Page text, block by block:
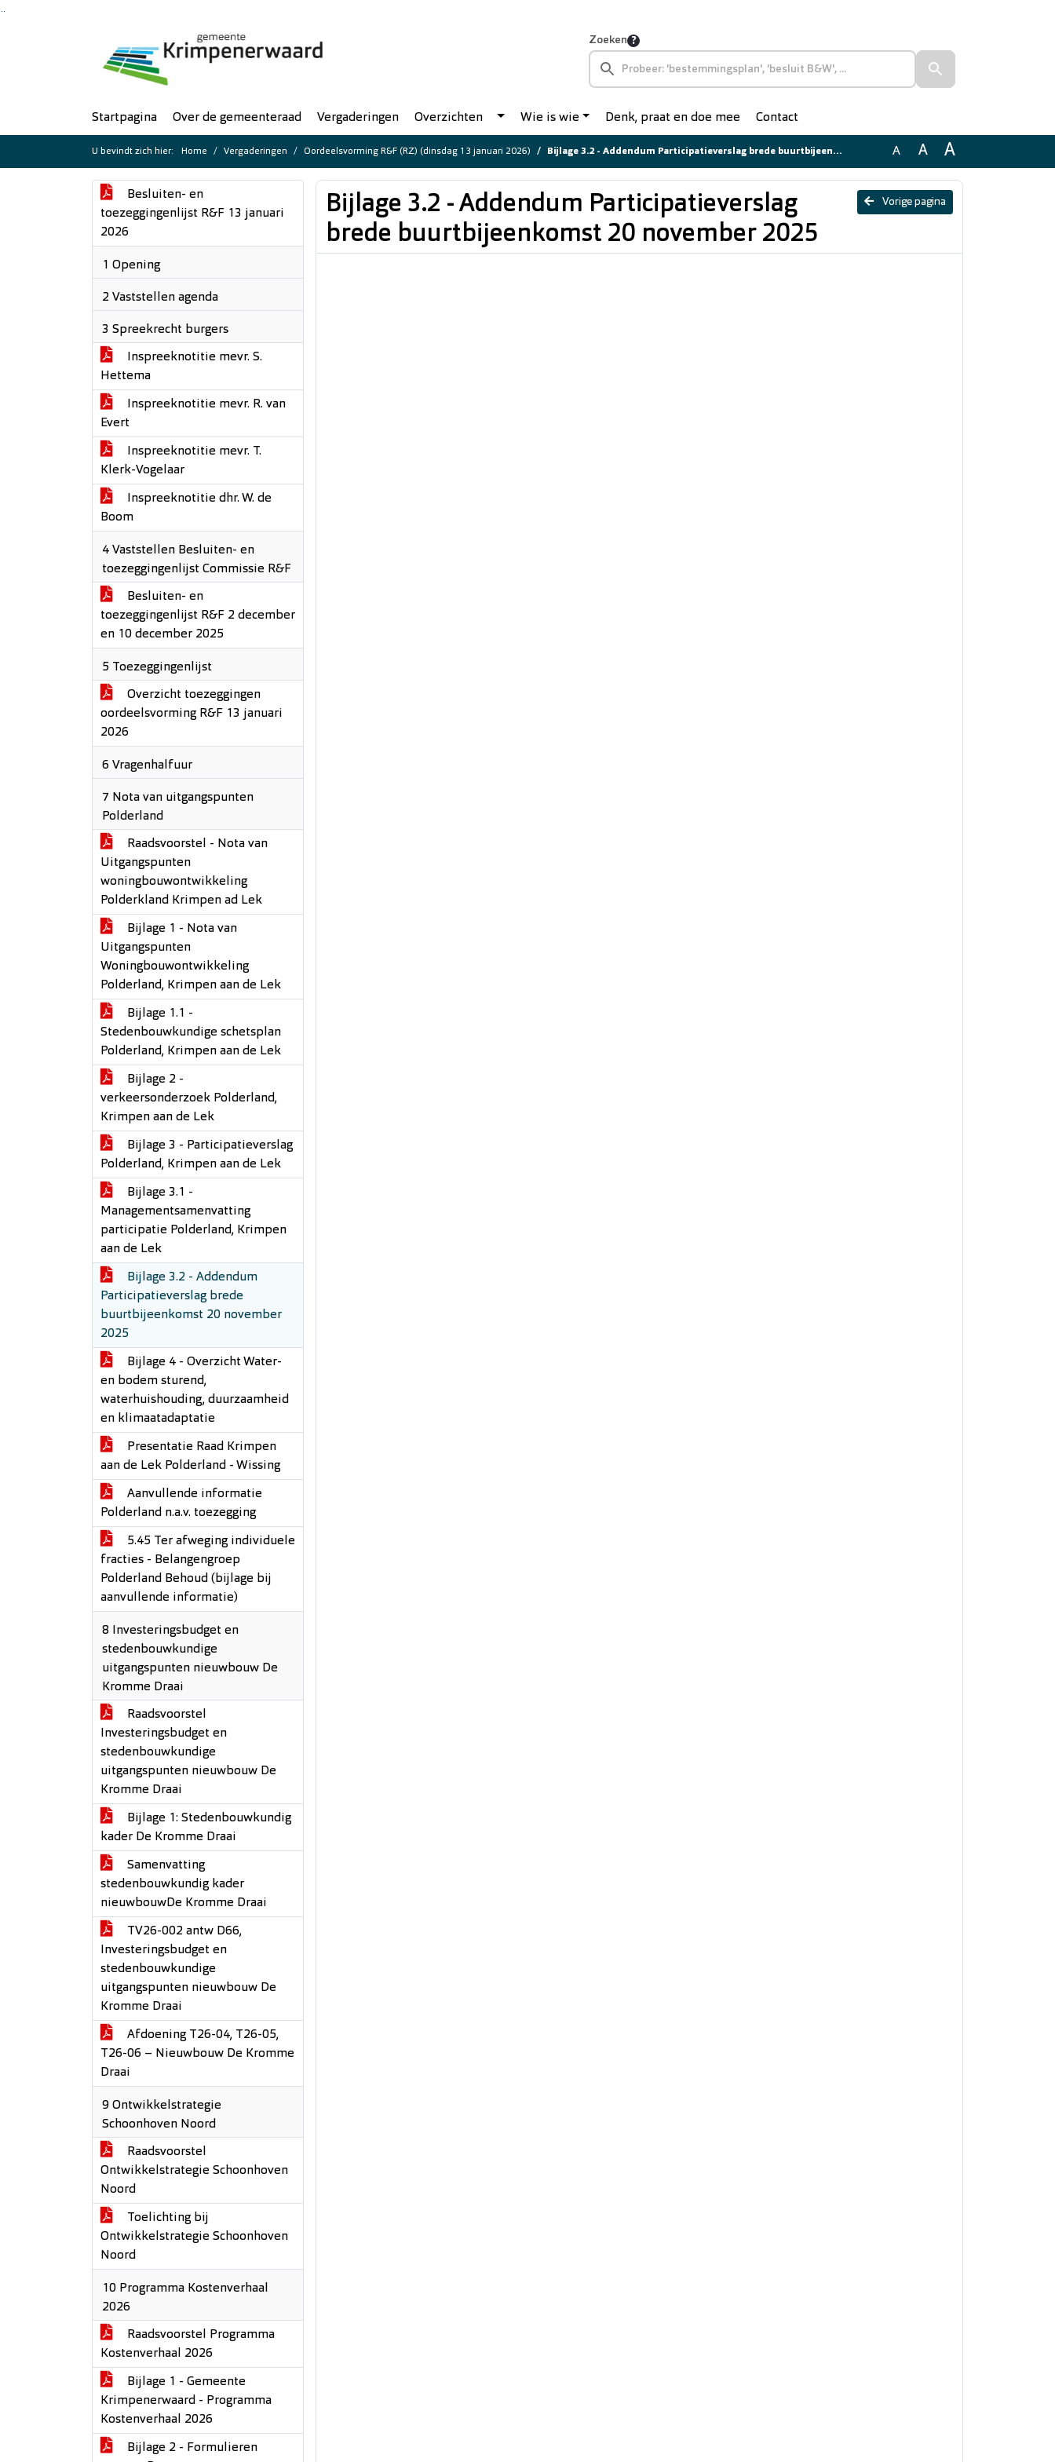
Zoeken
Startpagina Over de gemeenteraad Vergaderingen Overzichten Wie is wie Denk, praat en doe mee Contact
U bevindt zich hier: Home Vergaderingen Oordeelsvorming R&F (RZ) (dinsdag 13 januari 2026) Bijlage 3.2 - Addendum Participatieverslag brede buurtbijeenkomst 20 november 2025 A A A
Besluiten- en
toezeggingenlijst R&F 13 januari
2026
1 Opening
2 Vaststellen agenda
3 Spreekrecht burgers
Inspreeknotitie mevr. S.
Hettema
Inspreeknotitie mevr. R. van
Evert
Inspreeknotitie mevr. T.
Klerk-Vogelaar
Inspreeknotitie dhr. W. de
Boom
4 Vaststellen Besluiten- en
toezeggingenlijst Commissie R&F
Besluiten- en
toezeggingenlijst R&F 2 december
en 10 december 2025
5 Toezeggingenlijst
Overzicht toezeggingen
oordeelsvorming R&F 13 januari
2026
6 Vragenhalfuur
7 Nota van uitgangspunten
Polderland
Raadsvoorstel - Nota van
Uitgangspunten
woningbouwontwikkeling
Polderkland Krimpen ad Lek
Bijlage 1 - Nota van
Uitgangspunten
Woningbouwontwikkeling
Polderland, Krimpen aan de Lek
Bijlage 1.1 -
Stedenbouwkundige schetsplan
Polderland, Krimpen aan de Lek
Bijlage 2 -
verkeersonderzoek Polderland,
Krimpen aan de Lek
Bijlage 3 - Participatieverslag
Polderland, Krimpen aan de Lek
Bijlage 3.1 -
Managementsamenvatting
participatie Polderland, Krimpen
aan de Lek
Bijlage 3.2 - Addendum
Participatieverslag brede
buurtbijeenkomst 20 november
2025
Bijlage 4 - Overzicht Water-
en bodem sturend,
waterhuishouding, duurzaamheid
en klimaatadaptatie
Presentatie Raad Krimpen
aan de Lek Polderland - Wissing
Aanvullende informatie
Polderland n.a.v. toezegging
5.45 Ter afweging individuele
fracties - Belangengroep
Polderland Behoud (bijlage bij
aanvullende informatie)
8 Investeringsbudget en
stedenbouwkundige
uitgangspunten nieuwbouw De
Kromme Draai
Raadsvoorstel
Investeringsbudget en
stedenbouwkundige
uitgangspunten nieuwbouw De
Kromme Draai
Bijlage 1: Stedenbouwkundig
kader De Kromme Draai
Samenvatting
stedenbouwkundig kader
nieuwbouwDe Kromme Draai
TV26-002 antw D66,
Investeringsbudget en
stedenbouwkundige
uitgangspunten nieuwbouw De
Kromme Draai
Afdoening T26-04, T26-05,
T26-06 – Nieuwbouw De Kromme
Draai
9 Ontwikkelstrategie
Schoonhoven Noord
Raadsvoorstel
Ontwikkelstrategie Schoonhoven
Noord
Toelichting bij
Ontwikkelstrategie Schoonhoven
Noord
10 Programma Kostenverhaal
2026
Raadsvoorstel Programma
Kostenverhaal 2026
Bijlage 1 - Gemeente
Krimpenerwaard - Programma
Kostenverhaal 2026
Bijlage 2 - Formulieren
Vorige pagina
Bijlage 3.2 - Addendum Participatieverslag
brede buurtbijeenkomst 20 november 2025